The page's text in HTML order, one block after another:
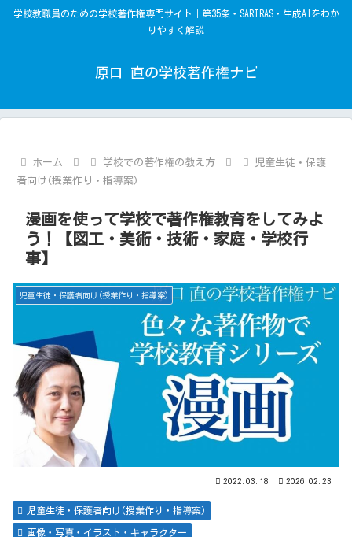
学校教職員のための学校著作権専門サイト｜第35条・SARTRAS・生成AIをわか
りやすく解説
原口 直の学校著作権ナビ
ホーム 学校での著作権の教え方
児童生徒・保護
者向け(授業作り・指導案)
漫画を使って学校で著作権教育をしてみよ
う！【図工・美術・技術・家庭・学校行
事】
児童生徒・保護者向け(授業作り・指導案)
2022.03.18 2026.02.23
児童生徒・保護者向け(授業作り・指導案)
画像・写真・イラスト・キャラクター